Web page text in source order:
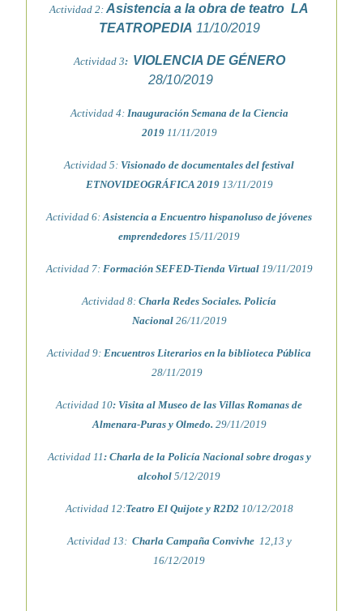
Actividad 2: Asistencia a la obra de teatro LA
TEATROPEDIA 11/10/2019
Actividad 3: VIOLENCIA DE GÉNERO
28/10/2019
Actividad 4: Inauguración Semana de la Ciencia
2019 11/11/2019
Actividad 5: Visionado de documentales del festival
ETNOVIDEOGRÁFICA 201913/11/2019
Actividad 6: Asistencia a Encuentro hispanoluso de jóvenes
emprendedores 15/11/2019
Actividad 7:Formación SEFED-Tienda Virtual19/11/2019
Actividad 8: Charla Redes Sociales. Policía
Nacional26/11/2019
Actividad 9: Encuentros Literarios en la biblioteca Pública
28/11/2019
Actividad 10: Visita al Museo de las Villas Romanas de
Almenara-Puras y Olmedo. 29/11/2019
Actividad 11: Charla de la Policía Nacional sobre drogas y
alcohol 5/12/2019
Actividad 12:Teatro El Quijote y R2D2 10/12/2018
Actividad 13: Charla Campaña Convivhe12,13 y
16/12/2019